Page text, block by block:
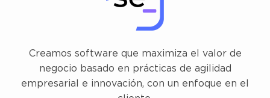
Creamos software que maximiza el valor de
negocio basado en prácticas de agilidad
empresarial e innovación, con un enfoque en el